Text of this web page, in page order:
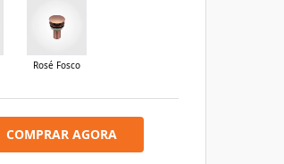
Rosé Fosco
COMPRAR AGORA